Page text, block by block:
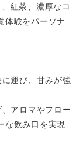
紅茶、濃厚なコ
体験をパーソナ
運び、甘みが強
アロマやフロー
な飲み口を実現